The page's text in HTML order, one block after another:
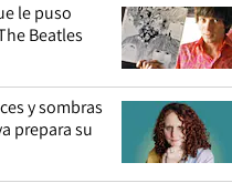
le puso
Beatles
y sombras
prepara su